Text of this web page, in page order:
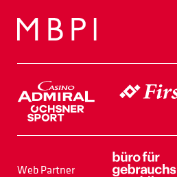
Web Partner